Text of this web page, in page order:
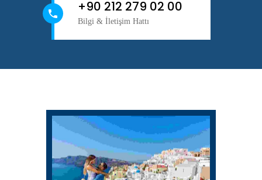
+90 212 279 02 00
Bilgi & İletişim Hattı